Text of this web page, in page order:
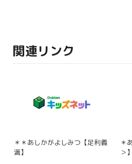
関連リンク
＊＊あしかがよしみつ【足利義
満】
＊
＞】